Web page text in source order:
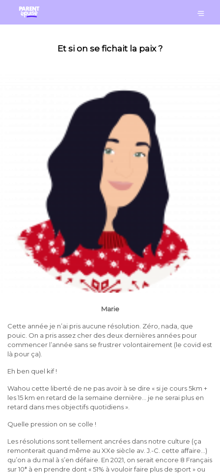
Et si on se fichait la paix ?
Marie
Cette année je n’ai pris aucune résolution. Zéro, nada, que
pouic. On a pris assez cher des deux dernières années pour
commencer l’année sans se frustrer volontairement (le covid est
là pour ça).
Eh ben quel kif !
Wahou cette liberté de ne pas avoir à se dire « si je cours 5km +
les 15 km en retard de la semaine dernière… je ne serai plus en
retard dans mes objectifs quotidiens ».
Quelle pression on se colle !
Les résolutions sont tellement ancrées dans notre culture (ça
remonterait quand même au XXe siècle av. J.-C. cette affaire…)
qu’on a du mal à s’en défaire. En 2021, on serait encore 8 Français
sur 10* à en prendre dont « 51% à vouloir faire plus de sport » ou